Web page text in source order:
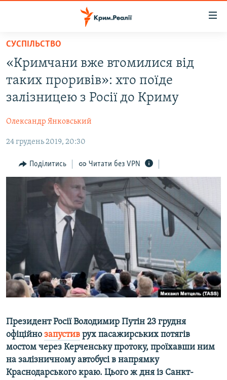
Перейти
основного
матеріалу
Перейти
до
основної
Перейти
пошуку
ВОДА.КРИМ
ВІДЕО ТА ФОТО
БЛОГИ
ПОГЛЯД
ІНТЕРВ'Ю
ВСЕ ЗА ДЕНЬ
СПЕЦПРОЕКТИ
ВІДЕОУРОКИ «ELIFBE»
СВІДЧЕННЯ ОКУПАЦІЇ
УКРАЇНСЬКА ПРОБЛЕМА КРИМУ
ІНФОГРАФІКА
ЯК ОБІЙТИ БЛОКУВАННЯ
Qırımtatar
ДОЛУЧАЙСЯ!
Усі сайти RFE/RL
СУСПІЛЬСТВО
«Кримчани вже втомилися від
таких проривів»: хто поїде
залізницею з Росії до Криму
Олександр Янковський
24 грудень 2019, 20:30
Поділитись Читати без VPN
Президент Росії Володимир Путін 23 грудня
офіційно запустив рух пасажирських потягів
мостом через Керченську протоку, проїхавши ним
на залізничному автобусі в напрямку
Краснодарського краю. Цього ж дня із Санкт-